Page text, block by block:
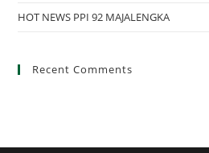
HOT NEWS PPI 92 MAJALENGKA
Recent Comments